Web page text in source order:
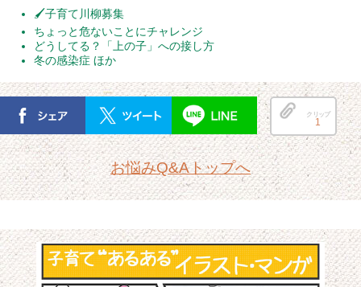
🖌子育て川柳募集
ちょっと危ないことにチャレンジ
どうしてる？「上の子」への接し方
冬の感染症 ほか
クリップ
1
お悩みQ&Aトップへ